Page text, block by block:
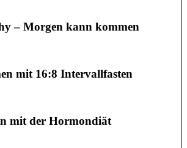
– Morgen kann kommen
mit 16:8 Intervallfasten
mit der Hormondiät